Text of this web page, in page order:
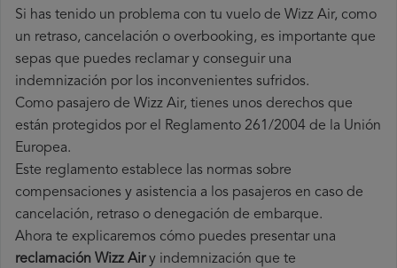
Si has tenido un problema con tu vuelo de Wizz Air, como
un retraso, cancelación o overbooking, es importante que
sepas que puedes reclamar y conseguir una
indemnización por los inconvenientes sufridos.
Como pasajero de Wizz Air, tienes unos derechos que
están protegidos por el Reglamento 261/2004 de la Unión
Europea.
Este reglamento establece las normas sobre
compensaciones y asistencia a los pasajeros en caso de
cancelación, retraso o denegación de embarque.
Ahora te explicaremos cómo puedes presentar una
reclamación Wizz Airy indemnización que te